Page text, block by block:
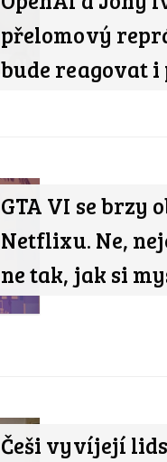
přelomový
bude reagovat i
GTA VI se brzy
Netflixu. Ne,
ne tak, jak si
Češi vyvíjejí